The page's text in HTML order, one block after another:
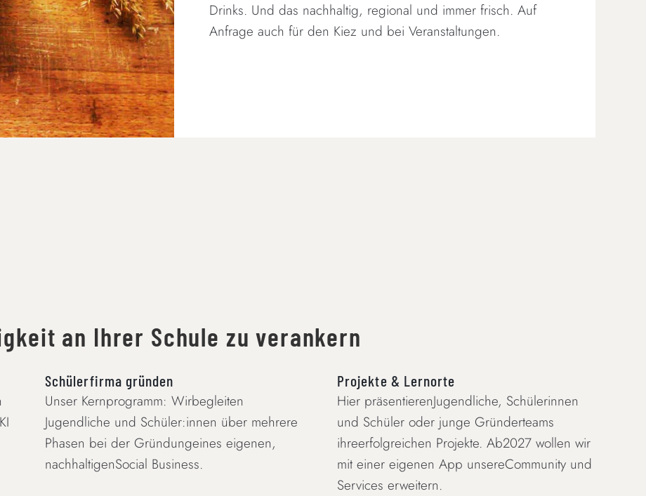
Drinks. Und das nachhaltig, regional und immer frisch. Auf
Anfrage auch für den Kiez und bei Veranstaltungen.
an Ihrer Schule zu verankern
Schülerfirma gründen
Unser Kernprogramm: Wirbegleiten
Jugendliche und Schüler:innen über mehrere
Phasen bei der Gründungeines eigenen,
nachhaltigenSocial Business.
Projekte & Lernorte
Hier präsentierenJugendliche, Schülerinnen
und Schüler oder junge Gründerteams
ihreerfolgreichen Projekte. Ab2027 wollen wir
mit einer eigenen App unsereCommunity und
Services erweitern.